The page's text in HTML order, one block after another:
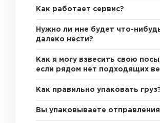
Как работает сервис?
Нужно ли мне будет что-
далеко нести?
Как я могу взвесить свою
если рядом нет подходящих
Как правильно упаковать
Вы упаковываете